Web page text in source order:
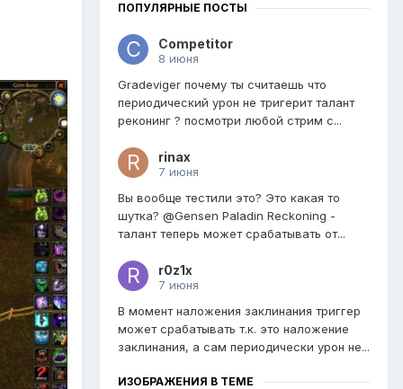
ПОПУЛЯРНЫЕ ПОСТЫ
Competitor
8 июня
Gradeviger почему ты считаешь что
периодический урон не тригерит талант
реконинг ? посмотри любой стрим с...
rinax
7 июня
Вы вообще тестили это? Это какая то
шутка? @Gensen Paladin Reckoning -
талант теперь может срабатывать от...
r0z1x
7 июня
В момент наложения заклинания триггер
может срабатывать т.к. это наложение
заклинания, а сам периодически урон не...
ИЗОБРАЖЕНИЯ В ТЕМЕ